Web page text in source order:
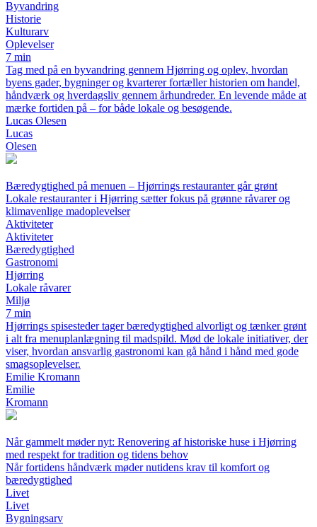
Byvandring
Historie
Kulturarv
Oplevelser
7 min
Tag med på en byvandring gennem Hjørring og oplev, hvordan
byens gader, bygninger og kvarterer fortæller historien om handel,
håndværk og hverdagsliv gennem århundreder. En levende måde at
mærke fortiden på – for både lokale og besøgende.
Lucas Olesen
Lucas
Olesen
Bæredygtighed på menuen – Hjørrings restauranter går grønt
Lokale restauranter i Hjørring sætter fokus på grønne råvarer og
klimavenlige madoplevelser
Aktiviteter
Aktiviteter
Bæredygtighed
Gastronomi
Hjørring
Lokale råvarer
Miljø
7 min
Hjørrings spisesteder tager bæredygtighed alvorligt og tænker grønt
i alt fra menuplanlægning til madspild. Mød de lokale initiativer, der
viser, hvordan ansvarlig gastronomi kan gå hånd i hånd med gode
smagsoplevelser.
Emilie Kromann
Emilie
Kromann
Når gammelt møder nyt: Renovering af historiske huse i Hjørring
med respekt for tradition og tidens behov
Når fortidens håndværk møder nutidens krav til komfort og
bæredygtighed
Livet
Livet
Bygningsarv